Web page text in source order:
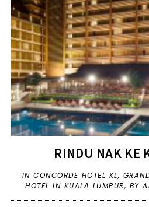
RINDU NAK KE
INCONCORDE HOTEL KL,
HOTEL IN KUALA LUMPUR, BY